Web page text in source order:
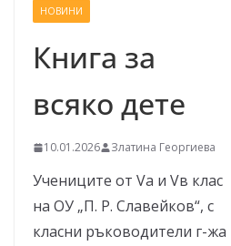
НОВИНИ
Книга за
всяко дете
10.01.2026 Златина Георгиева
Учениците от Vа и Vв клас
на ОУ „П. Р. Славейков“, с
класни ръководители г-жа